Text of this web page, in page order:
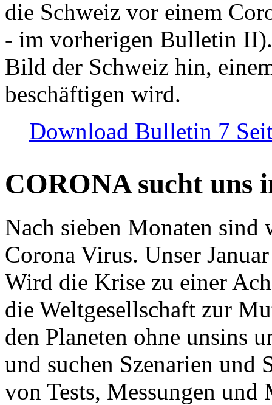
die Schweiz vor einem
- im vorherigen Bulletin
Bild der Schweiz hin,
beschäftigen wird.
Download Bulletin 7
CORONA sucht uns
Nach sieben Monaten
Corona Virus. Unser
Wird die Krise zu einer
die Weltgesellschaft zur
den Planeten ohne unsins
und suchen Szenarien und
von Tests, Messungen und